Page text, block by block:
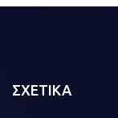
ΣΧΕΤΙΚΑ